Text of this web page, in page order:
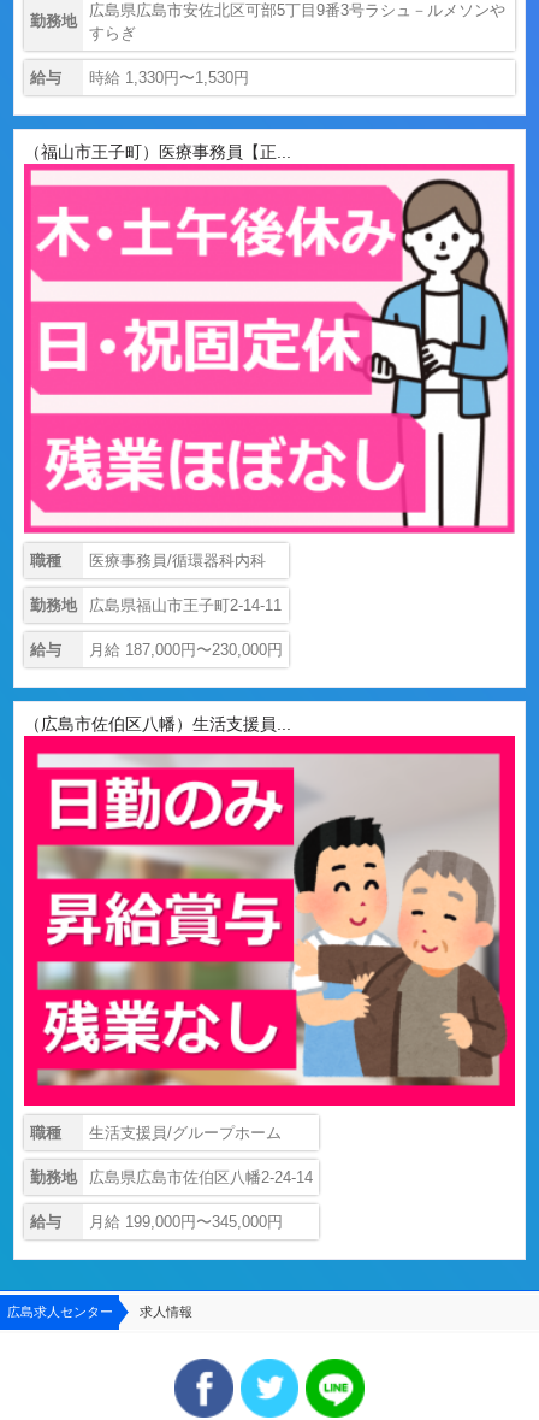
勤務地
広島県広島市安佐北区可部5丁目9番3号ラシュ－ルメソンや
すらぎ
給与 時給 1,330円〜1,530円
（福山市王子町）医療事務員【正...
職種 医療事務員/循環器科内科
勤務地 広島県福山市王子町2-14-11
給与 月給 187,000円〜230,000円
（広島市佐伯区八幡）生活支援員...
職種 生活支援員/グループホーム
勤務地 広島県広島市佐伯区八幡2-24-14
給与 月給 199,000円〜345,000円
広島求人センター 求人情報